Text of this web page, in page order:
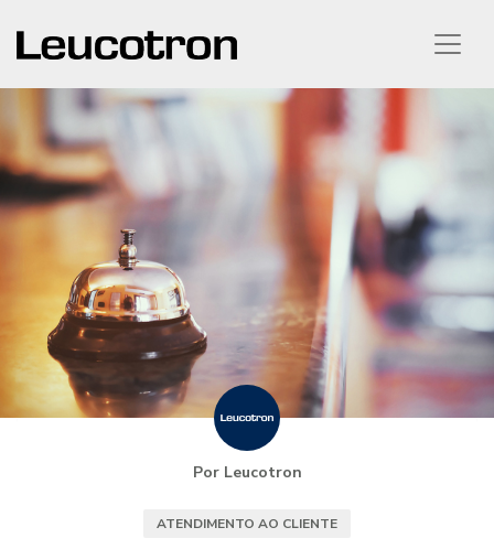
Por Leucotron
ATENDIMENTO AO CLIENTE